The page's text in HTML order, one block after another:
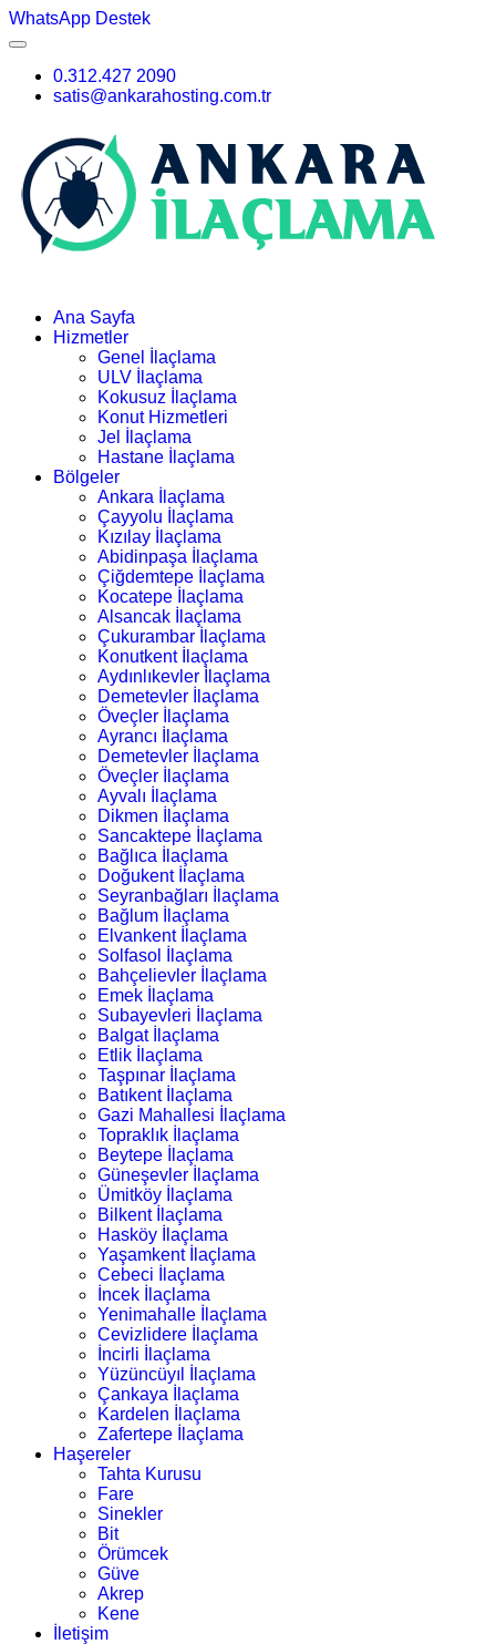
WhatsApp Destek
0.312.427 2090
satis@ankarahosting.com.tr
Ana Sayfa
Hizmetler
Genel İlaçlama
ULV İlaçlama
Kokusuz İlaçlama
Konut Hizmetleri
Jel İlaçlama
Hastane İlaçlama
Bölgeler
Ankara İlaçlama
Çayyolu İlaçlama
Kızılay İlaçlama
Abidinpaşa İlaçlama
Çiğdemtepe İlaçlama
Kocatepe İlaçlama
Alsancak İlaçlama
Çukurambar İlaçlama
Konutkent İlaçlama
Aydınlıkevler İlaçlama
Demetevler İlaçlama
Öveçler İlaçlama
Ayrancı İlaçlama
Demetevler İlaçlama
Öveçler İlaçlama
Ayvalı İlaçlama
Dikmen İlaçlama
Sancaktepe İlaçlama
Bağlıca İlaçlama
Doğukent İlaçlama
Seyranbağları İlaçlama
Bağlum İlaçlama
Elvankent İlaçlama
Solfasol İlaçlama
Bahçelievler İlaçlama
Emek İlaçlama
Subayevleri İlaçlama
Balgat İlaçlama
Etlik İlaçlama
Taşpınar İlaçlama
Batıkent İlaçlama
Gazi Mahallesi İlaçlama
Topraklık İlaçlama
Beytepe İlaçlama
Güneşevler İlaçlama
Ümitköy İlaçlama
Bilkent İlaçlama
Hasköy İlaçlama
Yaşamkent İlaçlama
Cebeci İlaçlama
İncek İlaçlama
Yenimahalle İlaçlama
Cevizlidere İlaçlama
İncirli İlaçlama
Yüzüncüyıl İlaçlama
Çankaya İlaçlama
Kardelen İlaçlama
Zafertepe İlaçlama
Haşereler
Tahta Kurusu
Fare
Sinekler
Bit
Örümcek
Güve
Akrep
Kene
İletişim